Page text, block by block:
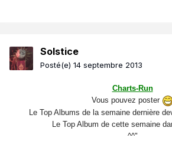
Solstice
Posté(e) 14 septembre 2013
Charts-Run
Vous pouvez poster
Le Top Albums de la semaine dernière
Le Top Album de cette semaine
^^"